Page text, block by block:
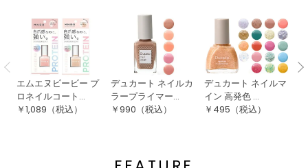
エムエヌビービー プ
ロネイルコート...
￥1,089 （税込）
デュカート ネイルカ
ラープライマー...
￥990 （税込）
デュカート ネイルマ
イン 高発色 ...
￥ 495 （税込）